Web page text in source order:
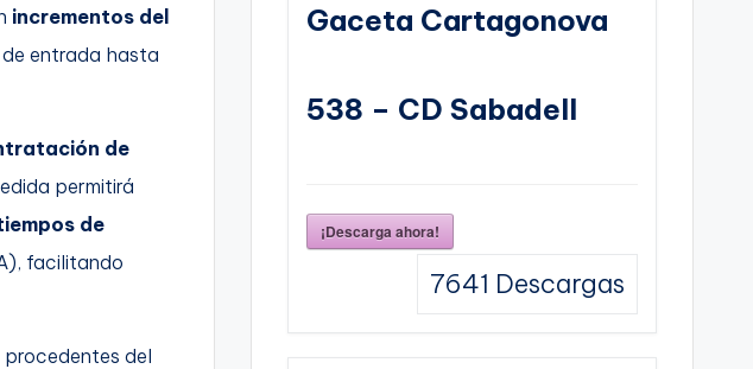
incrementos del
entrada hasta
de
permitirá
de
facilitando
del
Gaceta Cartagonova
538 – CD Sabadell
¡Descarga ahora!
7641 Descargas